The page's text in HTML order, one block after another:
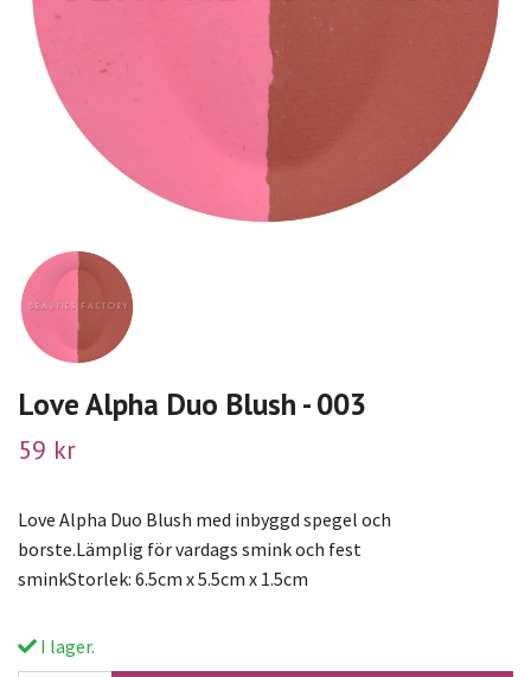
Love Alpha Duo Blush - 003
59 kr
Love Alpha Duo Blush med inbyggd spegel och
borste.Lämplig för vardags smink och fest
sminkStorlek: 6.5cm x 5.5cm x 1.5cm
I lager.